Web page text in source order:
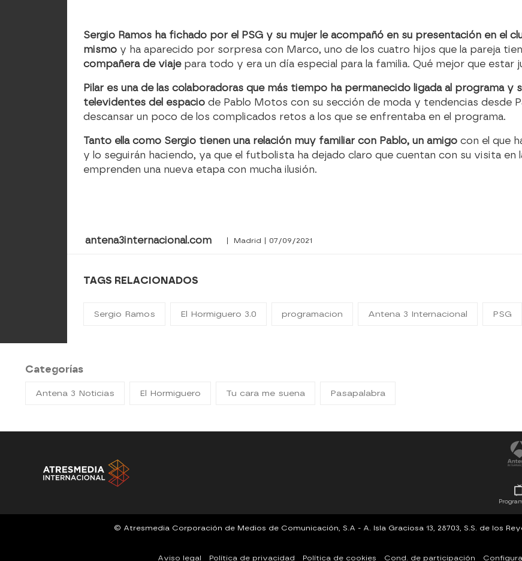
Sergio Ramos ha fichado por el PSG y su mujer le acompañó en su presentación en el
mismo y ha aparecido por sorpresa con Marco, uno de los cuatro hijos que la pareja
compañera de viaje para todo y era un día especial para la familia. Qué mejor que estar
Pilar es una de las colaboradoras que más tiempo ha permanecido ligada al programa y
televidentes del espaciode Pablo Motos con su sección de moda y tendencias desde
descansar un poco de los complicados retos a los que se enfrentaba en el programa.
Tanto ella como Sergio tienen una relación muy familiar con Pablo, un amigo con el que
y lo seguirán haciendo, ya que el futbolista ha dejado claro que cuentan con su visita en
emprenden una nueva etapa con mucha ilusión.
antena3internacional.com | Madrid | 07/09/2021
TAGS RELACIONADOS
Sergio Ramos El Hormiguero 3.0 programacion Antena 3 Internacional PSG
Categorías
Antena 3 Noticias El Hormiguero Tu cara me suena Pasapalabra
© Atresmedia Corporación de Medios de Comunicación, S.A - A. Isla Graciosa 13, 28703, S.S. de los
Aviso legal Política de privacidad Política de cookies Cond. de participación